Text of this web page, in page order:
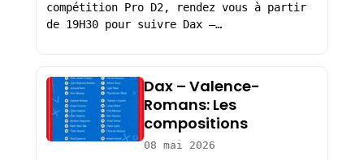
compétition Pro D2, rendez vous à partir
de 19H30 pour suivre Dax –…
Dax – Valence-
Romans: Les
compositions
08 mai 2026